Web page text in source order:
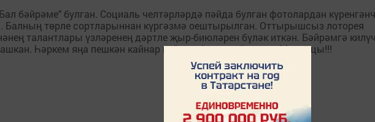
бәйрәме" булган. Социаль челтәрләрдә пәйда булган фотолардан
Балның төрле сортларыннан күргәзмә оештырылган. Оттырышсыз лоторея
талантлары үзләренең дәртле җыр-биюләрен бүләк иткән. Бәйрәмгә
Һәркем яңа пешкән кайнар коймак белән чәй эчкән. Молодцы!!!